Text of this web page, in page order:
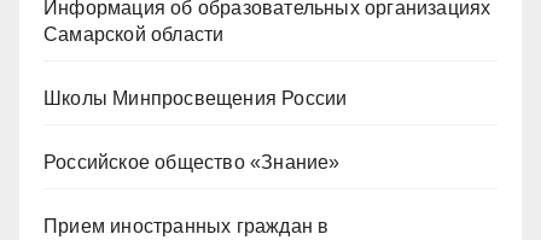
Информация об образовательных организациях
Самарской области
Школы Минпросвещения России
Российское общество «Знание»
Прием иностранных граждан в